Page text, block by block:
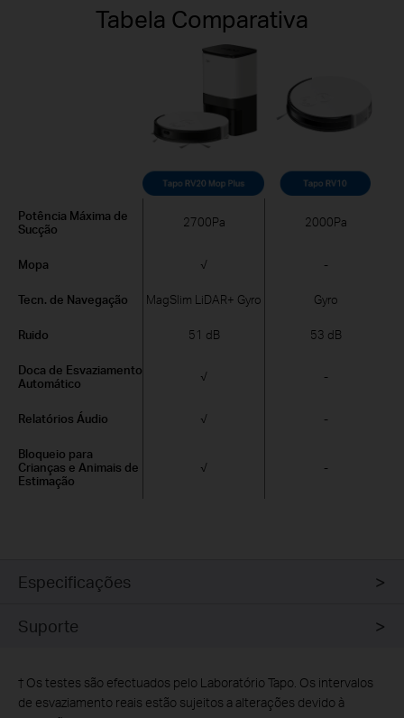
Tabela Comparativa
Potência Máxima de
Sucção
2700Pa 2000Pa
Mopa √ -
Tecn. de Navegação MagSlim LiDAR+ Gyro Gyro
Ruido 51 dB 53 dB
Doca de Esvaziamento
Automático
√ -
Relatórios Áudio √ -
Bloqueio para
Crianças e Animais de
Estimação
√ -
Especificações
Suporte
† Os testes são efectuados pelo Laboratório Tapo. Os intervalos
de esvaziamento reais estão sujeitos a alterações devido à